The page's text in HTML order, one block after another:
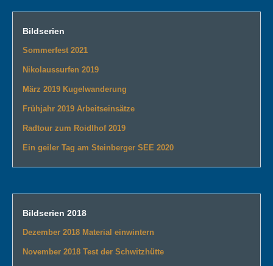
Bildserien
Sommerfest 2021
Nikolaussurfen 2019
März 2019 Kugelwanderung
Frühjahr 2019 Arbeitseinsätze
Radtour zum Roidlhof 2019
Ein geiler Tag am Steinberger SEE 2020
Bildserien 2018
Dezember 2018 Material einwintern
November 2018 Test der Schwitzhütte